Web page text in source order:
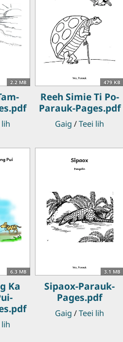
2.2 MB
lih
479 KB
Reeh Simie Ti Po-
Parauk-Pages.pdf
Gaig /Teei lih
6.3 MB
Ka
lih
3.1 MB
Sipaox-Parauk-
Pages.pdf
Gaig /Teei lih